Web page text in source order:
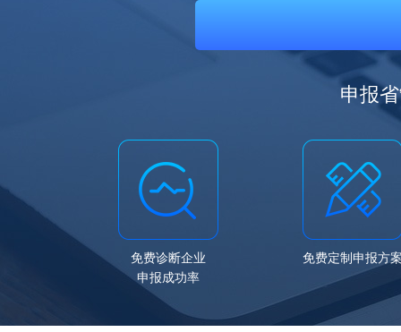
申报
免费诊断企业
申报成功率
免费定制申报方